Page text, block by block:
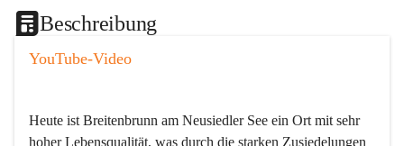
Beschreibung
YouTube-Video
Heute ist Breitenbrunn am Neusiedler See ein Ort mit sehr
hoher Lebensqualität, was durch die starken Zusiedelungen